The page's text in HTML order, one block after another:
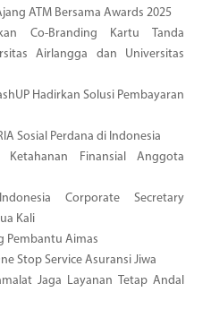
ATM Bersama Awards 2025
Co-Branding Kartu Tanda
Airlangga dan Universitas
Hadirkan Solusi Pembayaran
Sosial Perdana di Indonesia
Finansial Anggota
Corporate Secretary
Kali
Pembantu Aimas
Stop Service Asuransi Jiwa
Jaga Layanan Tetap Andal